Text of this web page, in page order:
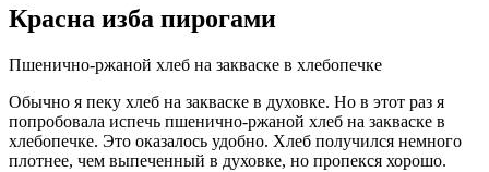
Красна изба пирогами
Пшенично-ржаной хлеб на закваске в хлебопечке
Обычно я пеку хлеб на закваске в духовке. Но в этот раз я
попробовала испечь пшенично-ржаной хлеб на закваске в
хлебопечке. Это оказалось удобно. Хлеб получился немного
плотнее, чем выпеченный в духовке, но пропекся хорошо.